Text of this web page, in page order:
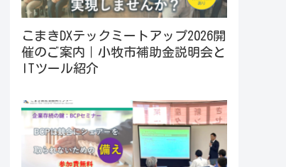
こまきDXテックミートアップ2026開
催のご案内｜小牧市補助金説明会と
ITツール紹介